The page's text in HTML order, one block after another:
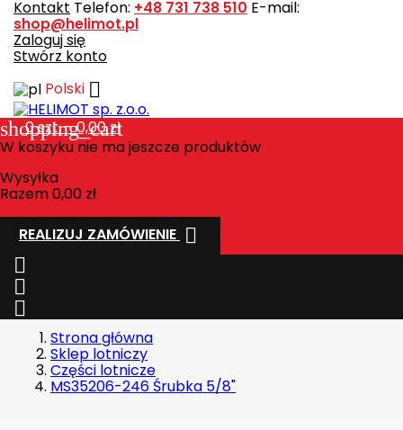
Kontakt Telefon: +48 731 738 510 E-mail:
shop@helimot.pl
Zaloguj się
Stwórz konto
Polski 
shopping_cart
0szt. - 0,00 zł
W koszyku nie ma jeszcze produktów
Wysyłka
Razem0,00 zł
REALIZUJ ZAMÓWIENIE 



Strona główna
Sklep lotniczy
Części lotnicze
MS35206-246 Śrubka 5/8"